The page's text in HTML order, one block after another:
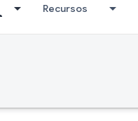
Recursos